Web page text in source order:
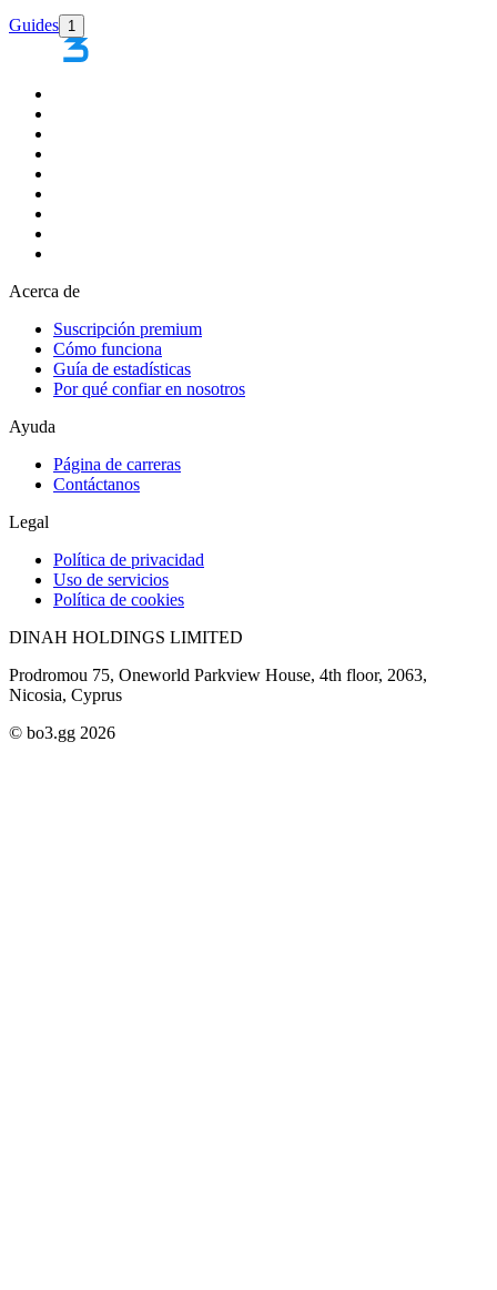
Guides 1
Acerca de
Suscripción premium
Cómo funciona
Guía de estadísticas
Por qué confiar en nosotros
Ayuda
Página de carreras
Contáctanos
Legal
Política de privacidad
Uso de servicios
Política de cookies
DINAH HOLDINGS LIMITED
Prodromou 75, Oneworld Parkview House, 4th floor, 2063,
Nicosia, Cyprus
© bo3.gg 2026